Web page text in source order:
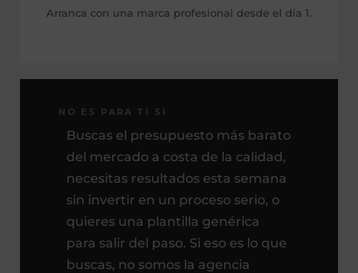
Arranca con una marca profesional desde el día 1.
NO ES PARA TI SI
Buscas el presupuesto más barato
del mercado a costa de la calidad,
necesitas resultados esta semana
sin invertir en un proceso serio, o
quieres una plantilla genérica
para salir del paso. Si eso es lo que
buscas, no somos la agencia